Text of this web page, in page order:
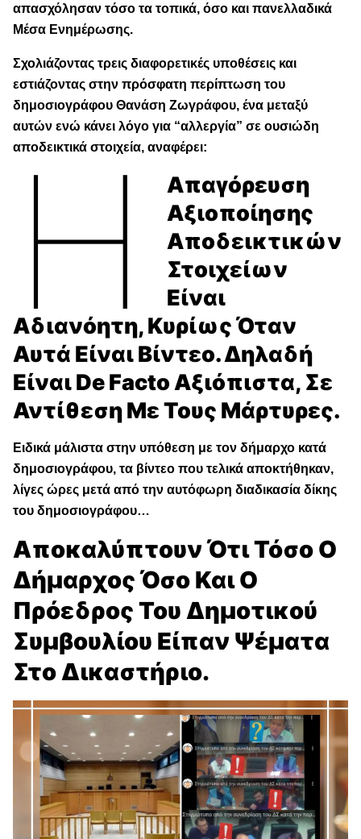
απασχόλησαν τόσο τα τοπικά, όσο και πανελλαδικά
Μέσα Ενημέρωσης.
Σχολιάζοντας τρεις διαφορετικές υποθέσεις και
εστιάζοντας στην πρόσφατη περίπτωση του
δημοσιογράφου Θανάση Ζωγράφου, ένα μεταξύ
αυτών ενώ κάνει λόγο για “αλλεργία” σε ουσιώδη
αποδεικτικά στοιχεία, αναφέρει:
Η
Απαγόρευση
Αξιοποίησης
Αποδεικτικών
Στοιχείων
Είναι
Αδιανόητη, Κυρίως Όταν
Αυτά Είναι Βίντεο. Δηλαδή
Είναι De Facto Αξιόπιστα, Σε
Αντίθεση Με Τους Μάρτυρες.
Ειδικά μάλιστα στην υπόθεση με τον δήμαρχο κατά
δημοσιογράφου, τα βίντεο που τελικά αποκτήθηκαν,
λίγες ώρες μετά από την αυτόφωρη διαδικασία δίκης
του δημοσιογράφου…
Αποκαλύπτουν Ότι Τόσο Ο
Δήμαρχος Όσο Και Ο
Πρόεδρος Του Δημοτικού
Συμβουλίου Είπαν Ψέματα
Στο Δικαστήριο.